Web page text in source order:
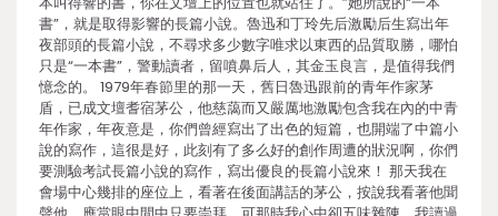
書”，就是取得影響的長篇小說。魯迅和丁玲先后激勵后生寫出年
夜部頭的長篇小說，不尋求多少數字唯求以東西的品質取勝，哪怕
只是“一本書”，警動讀者，留噴鼻后人，其金玉良言，是值得我們
憶念的。 1979年春節里的那一天，舊日魯迅跟前的青年作家茅
盾，已成文壇耆宿茅公，他慈藹而又嚴厲地激勵包含我在內的中青
年作家，年夜意是，你們曾經寫出了出色的短篇，也開端了中篇小
說的寫作，這很是好，此刻有了多么好的創作周遭的狀況啊，你們
要測驗考試長篇小說的寫作，寫出優良的長篇小說來！ 那天我在
會場中心幾排的座位上，看著在後面講話的茅公，按說我看著他聞